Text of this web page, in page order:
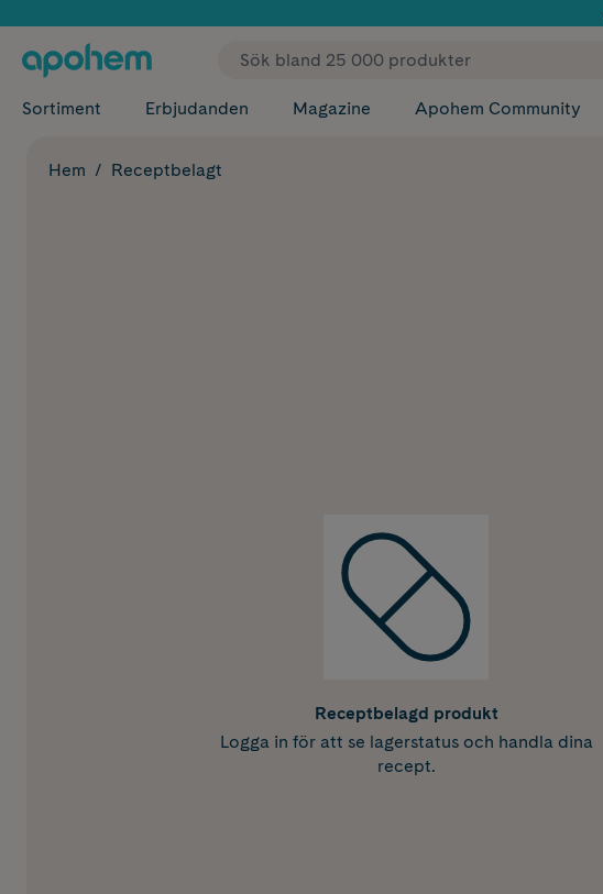
✓ Fri frakt
Sortiment Erbjudanden Magazine Apohem Community
Hem Receptbelagt
Receptbelagd produkt
Logga in för att se lagerstatus och handla dina
recept.